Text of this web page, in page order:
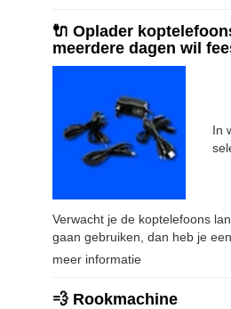
🔌 Oplader
meerdere dagen wil
In
Verwacht je de koptelefoons
gaan gebruiken, dan heb je
meer informatie
💨 Rookmachine